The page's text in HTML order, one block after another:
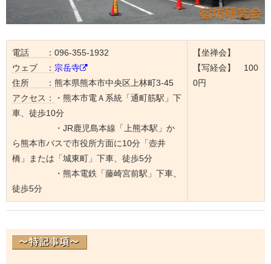
電話 ： 096-355-1932
ウェブ ： 宗岳寺
住所 ： 熊本県熊本市中央区上林町3-45
アクセス：
・熊本市電Ａ系統「通町筋駅」下
車、徒歩10分
・JR鹿児島本線「上熊本駅」か
ら熊本市バスで市役所方面に10分「壺井
橋」または「城東町」下車、徒歩5分
・熊本電鉄「藤崎宮前駅」下車、
徒歩5分
【坐禅会】
【写経会】 100
0円